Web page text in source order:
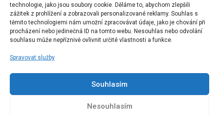
technologie, jako jsou soubory cookie. Děláme to, abychom zlepšili
zážitek z prohlížení a zobrazovali personalizované reklamy. Souhlas s
těmito technologiemi nám umožní zpracovávat údaje, jako je chování při
procházení nebo jedinečná ID na tomto webu. Nesouhlas nebo odvolání
souhlasu může nepříznivě ovlivnit určité vlastnosti a funkce.
Spravovat služby
Souhlasím
Nesouhlasím